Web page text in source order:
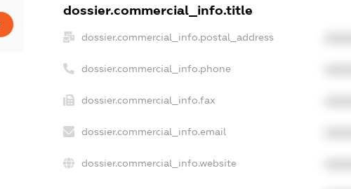
dossier.commercial_info.title
dossier.commercial_info.postal_address
dossier.commercial_info.phone
dossier.commercial_info.fax
dossier.commercial_info.email
dossier.commercial_info.website